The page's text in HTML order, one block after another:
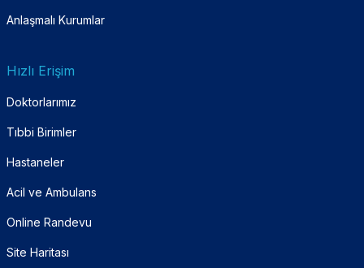
Anlaşmalı Kurumlar
Hızlı Erişim
Doktorlarımız
Tıbbi Birimler
Hastaneler
Acil ve Ambulans
Online Randevu
Site Haritası